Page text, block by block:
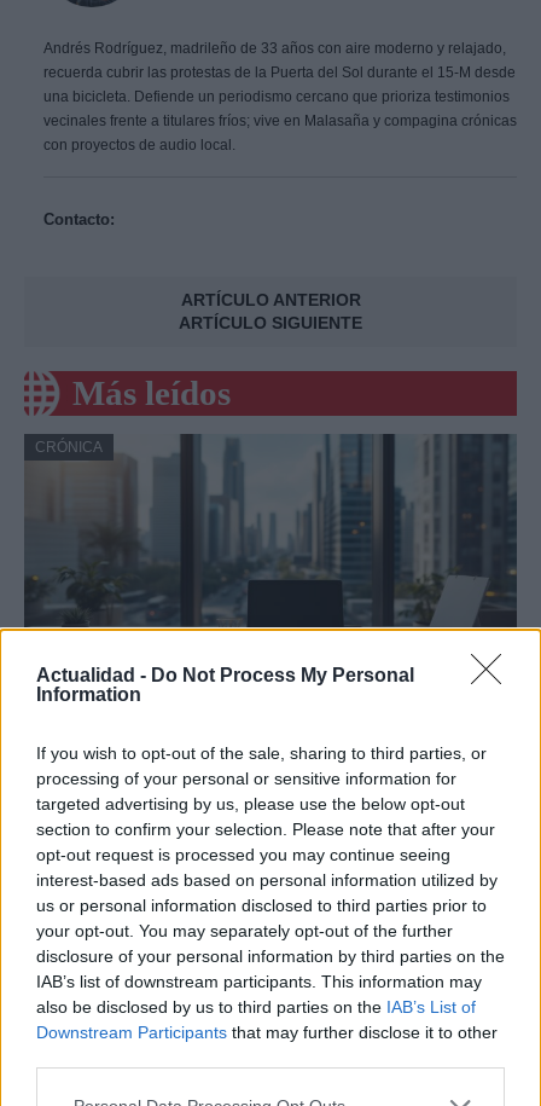
Actualidad - Do Not Process My Personal
Information
If you wish to opt-out of the sale, sharing to third parties, or
processing of your personal or sensitive information for
targeted advertising by us, please use the below opt-out
section to confirm your selection. Please note that after your
opt-out request is processed you may continue seeing
interest-based ads based on personal information utilized by
us or personal information disclosed to third parties prior to
your opt-out. You may separately opt-out of the further
disclosure of your personal information by third parties on the
IAB’s list of downstream participants. This information may
also be disclosed by us to third parties on the IAB’s List of
Downstream Participants that may further disclose it to other
Please note that this website/app uses one or more Google
Andrés Rodríguez, madrileño de 33 años con aire moderno y relajado,
recuerda cubrir las protestas de la Puerta del Sol durante el 15-M desde
una bicicleta. Defiende un periodismo cercano que prioriza testimonios
vecinales frente a titulares fríos; vive en Malasaña y compagina crónicas
con proyectos de audio local.
Contacto:
ARTÍCULO ANTERIOR
ARTÍCULO SIGUIENTE
Más leídos
CRÓNICA
Amparo Moraleda asume la
vicepresidencia de CaixaBank
La trayectoria de Moraleda promete un nuevo rumbo…
CRÓNICA